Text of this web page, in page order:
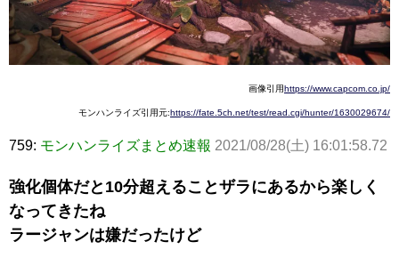
画像引用https://www.capcom.co.jp/
モンハンライズ引用元:https://fate.5ch.net/test/read.cgi/hunter/1630029674/
759: モンハンライズまとめ速報 2021/08/28(土) 16:01:58.72
強化個体だと10分超えることザラにあるから楽しく
なってきたね
ラージャンは嫌だったけど